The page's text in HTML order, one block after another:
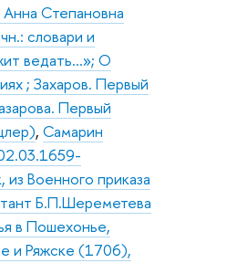
Степановна
словари и
ведать…»; О
; Захаров. Первый
Первый
, Самарин
Военного приказа
Б.П.Шереметева
в Пошехонье,
и Ряжске (1706),